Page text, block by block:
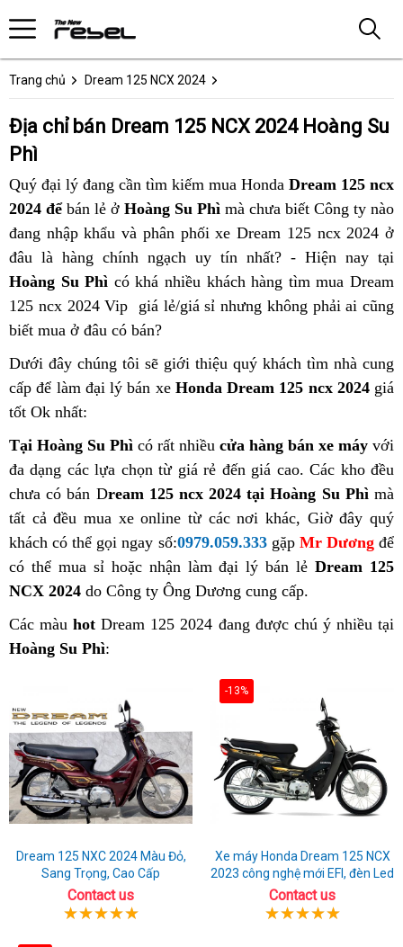
Trang chủ Dream 125 NCX 2024
Địa chỉ bán Dream 125 NCX 2024 Hoàng Su
Phì
Quý đại lý đang cần tìm kiếm mua Honda Dream 125 ncx
2024 để bán lẻ ở Hoàng Su Phì mà chưa biết Công ty nào
đang nhập khẩu và phân phối xe Dream 125 ncx 2024 ở
đâu là hàng chính ngạch uy tín nhất? - Hiện nay tại
Hoàng Su Phì có khá nhiều khách hàng tìm mua Dream
125 ncx 2024 Vip giá lẻ/giá sỉ nhưng không phải ai cũng
biết mua ở đâu có bán?
Dưới đây chúng tôi sẽ giới thiệu quý khách tìm nhà cung
cấp để làm đại lý bán xe Honda Dream 125 ncx 2024giá
tốt Ok nhất:
Tại Hoàng Su Phì có rất nhiều cửa hàng bán xe máy với
đa dạng các lựa chọn từ giá rẻ đến giá cao. Các kho đều
chưa có bán Dream 125 ncx 2024 tại Hoàng Su Phìmà
tất cả đều mua xe online từ các nơi khác, Giờ đây quý
khách có thể gọi ngay số:0979.059.333gặp Mr Dươngđể
có thể mua sỉ hoặc nhận làm đại lý bán lẻDream 125
NCX 2024 do Công ty Ông Dương cung cấp.
Các màuhot Dream 125 2024 đang được chú ý nhiều tại
Hoàng Su Phì:
Dream 125 NXC 2024 Màu Đỏ,
Sang Trọng, Cao Cấp
Contact us
-13%
Xe máy Honda Dream 125 NCX
2023 công nghệ mới EFI, đèn Led
Contact us